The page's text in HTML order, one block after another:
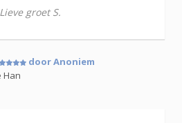
groet S.
door Anoniem
Han